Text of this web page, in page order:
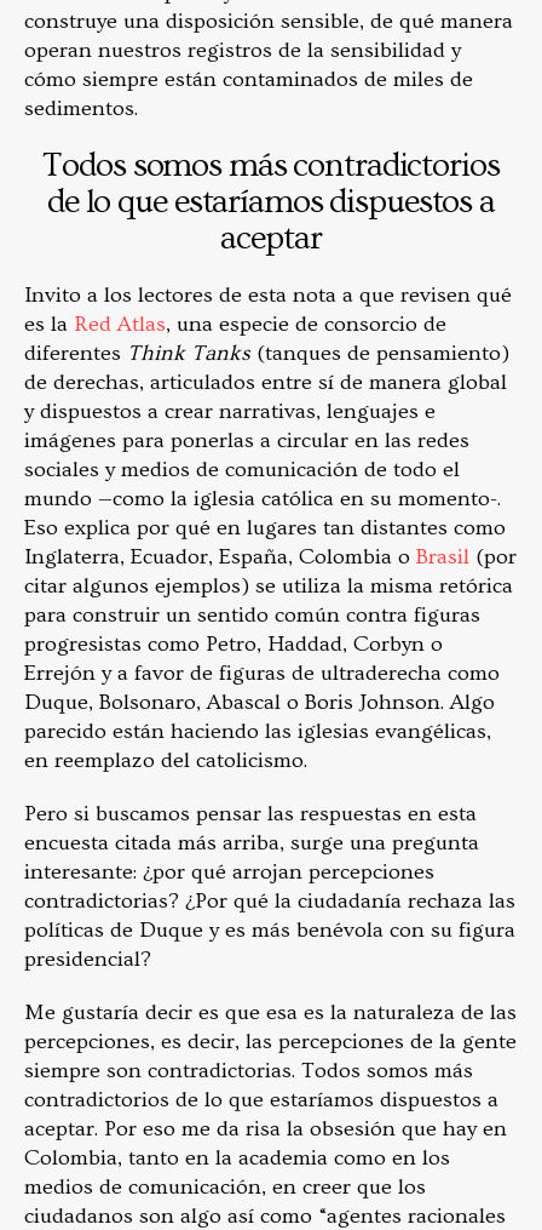
construye una disposición sensible, de qué manera
operan nuestros registros de la sensibilidad y
cómo siempre están contaminados de miles de
sedimentos.
Todos somos más contradictorios
de lo que estaríamos dispuestos a
aceptar
Invito a los lectores de esta nota a que revisen qué
es la Red Atlas, una especie de consorcio de
diferentes Think Tanks (tanques de pensamiento)
de derechas, articulados entre sí de manera global
y dispuestos a crear narrativas, lenguajes e
imágenes para ponerlas a circular en las redes
sociales y medios de comunicación de todo el
mundo —como la iglesia católica en su momento-.
Eso explica por qué en lugares tan distantes como
Inglaterra, Ecuador, España, Colombia o Brasil (por
citar algunos ejemplos) se utiliza la misma retórica
para construir un sentido común contra figuras
progresistas como Petro, Haddad, Corbyn o
Errejón y a favor de figuras de ultraderecha como
Duque, Bolsonaro, Abascal o Boris Johnson. Algo
parecido están haciendo las iglesias evangélicas,
en reemplazo del catolicismo.
Pero si buscamos pensar las respuestas en esta
encuesta citada más arriba, surge una pregunta
interesante: ¿por qué arrojan percepciones
contradictorias? ¿Por qué la ciudadanía rechaza las
políticas de Duque y es más benévola con su figura
presidencial?
Me gustaría decir es que esa es la naturaleza de las
percepciones, es decir, las percepciones de la gente
siempre son contradictorias. Todos somos más
contradictorios de lo que estaríamos dispuestos a
aceptar. Por eso me da risa la obsesión que hay en
Colombia, tanto en la academia como en los
medios de comunicación, en creer que los
ciudadanos son algo así como “agentes racionales